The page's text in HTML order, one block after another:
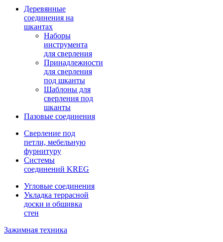
Деревянные
соединения на
шкантах
Наборы
инструмента
для сверления
Принадлежности
для сверления
под шканты
Шаблоны для
сверления под
шканты
Пазовые соединения
Сверление под
петли, мебельную
фурнитуру
Системы
соединений KREG
Угловые соединения
Укладка террасной
доски и обшивка
стен
Зажимная техника